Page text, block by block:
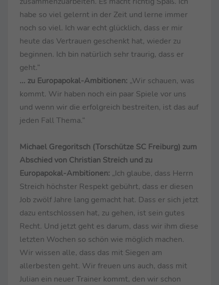
habe so viel gelernt in der Zeit und lerne immer
noch so viel. Ich war echt glücklich, dass er mir
heute das Vertrauen geschenkt hat, wieder zu
beginnen. Ich bin natürlich sehr traurig, dass er
geht.“
... zu Europapokal-Ambitionen: „Wir schauen, was
kommt. Wir haben noch ein paar Spiele vor uns
und wenn wir die erfolgreich bestreiten, ist das auf
jeden Fall Thema.“
Michael Gregoritsch (Torschütze SC Freiburg) zum
Abschied von Christian Streich und zu
Europapokal-Ambitionen: „Ich glaube, dass Herrn
Streich höchster Respekt gebührt, dass er diesen
Job zwölf Jahre lang gemacht hat. Dass er sich jetzt
dazu entschlossen hat, zu gehen, ist sein gutes
Recht. Und jetzt geht es darum, dass wir ihm diese
letzten Wochen so schön wie möglich machen.
Wir wissen alle, dass das mit Siegen am
allerbesten geht. Wir freuen uns auch, dass mit
Julian ein neuer Trainer kommt, den wir schon